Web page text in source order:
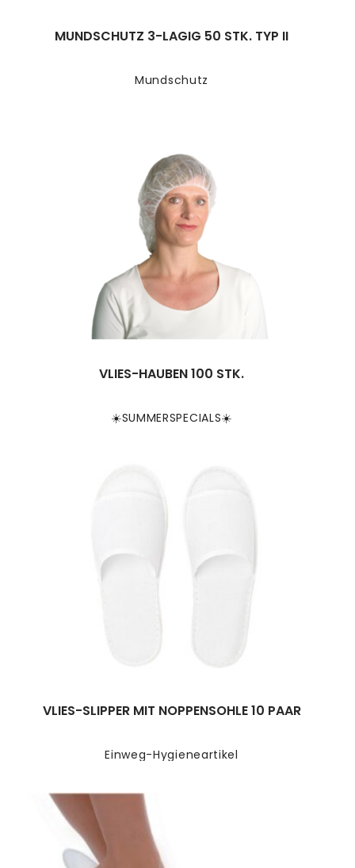
Mundschutz
MUNDSCHUTZ 3-LAGIG 50 STK. TYP II
☀️SUMMERSPECIALS☀️
VLIES-HAUBEN 100 STK.
Einweg-Hygieneartikel
VLIES-SLIPPER MIT NOPPENSOHLE 10 PAAR